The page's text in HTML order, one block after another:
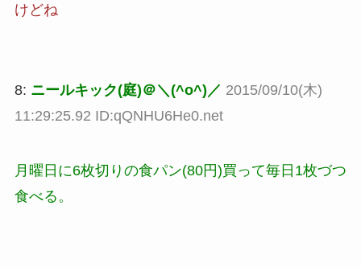
けどね
8: ニールキック(庭)＠＼(^o^)／ 2015/09/10(木)
11:29:25.92 ID:qQNHU6He0.net
月曜日に6枚切りの食パン(80円)買って毎日1枚づつ
食べる。